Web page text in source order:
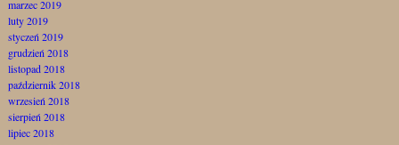
marzec 2019
luty 2019
styczeń 2019
grudzień 2018
listopad 2018
październik 2018
wrzesień 2018
sierpień 2018
lipiec 2018